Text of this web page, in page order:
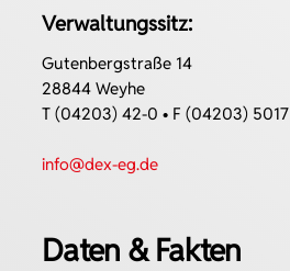
Verwaltungssitz:
Gutenbergstraße 14
28844 Weyhe
T (04203) 42-0 • F (04203) 5017
info@dex-eg.de
Daten & Fakten